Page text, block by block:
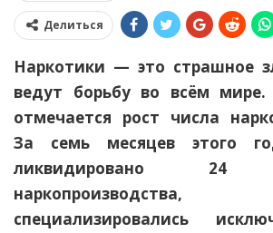
Делиться
Наркотики — это страшное
ведут борьбу во всём мире.
отмечается рост числа
За семь месяцев этого
ликвидировано 24
специализировались